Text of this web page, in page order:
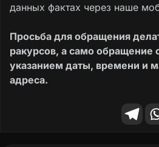
данных фактах через наше
Просьба для обращения
ракурсов, а само обращение
указанием даты, времени и
адреса.